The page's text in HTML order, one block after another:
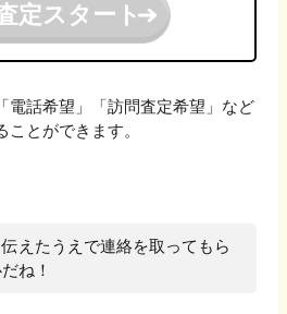
定スタート
電話希望」「訪問査定希望」など
とができます。
えたうえで連絡を取ってもら
ね！